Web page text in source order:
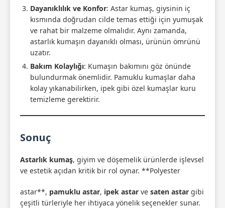
Dayanıklılık ve Konfor: Astar kumaş, giysinin iç
kısmında doğrudan cilde temas ettiği için yumuşak
ve rahat bir malzeme olmalıdır. Aynı zamanda,
astarlık kumaşın dayanıklı olması, ürünün ömrünü
uzatır.
Bakım Kolaylığı: Kumaşın bakımını göz önünde
bulundurmak önemlidir. Pamuklu kumaşlar daha
kolay yıkanabilirken, ipek gibi özel kumaşlar kuru
temizleme gerektirir.
Sonuç
Astarlık kumaş, giyim ve döşemelik ürünlerde işlevsel
ve estetik açıdan kritik bir rol oynar. **Polyester
astar**, pamuklu astar, ipek astar ve saten astar gibi
çeşitli türleriyle her ihtiyaca yönelik seçenekler sunar.